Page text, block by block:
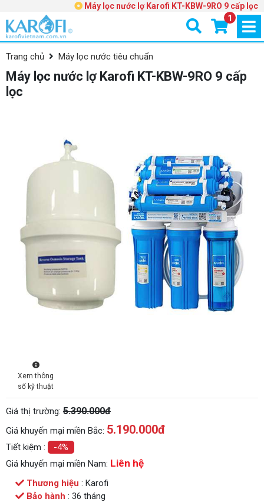
Máy lọc nước lợ Karofi KT-KBW-9RO 9 cấp lọc
1
Trang chủ Máy lọc nước tiêu chuẩn
Máy lọc nước lợ Karofi KT-KBW-9RO 9 cấp
lọc
Xem thông
số kỹ thuật
Giá thị trường: 5.390.000đ
Giá khuyến mại miền Bắc: 5.190.000đ
Tiết kiệm :
-4%
Giá khuyến mại miền Nam: Liên hệ
Thương hiệu : Karofi
Bảo hành : 36 tháng